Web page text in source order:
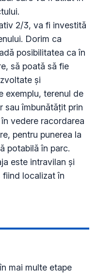
2/3, va fi investită
Dorim ca
posibilitatea ca în
să poată să fie
și
exemplu, terenul de
sau îmbunătățit prin
vedere racordarea
pentru punerea la
potabilă în parc.
este intravilan și
fiind localizat în
mai multe etape